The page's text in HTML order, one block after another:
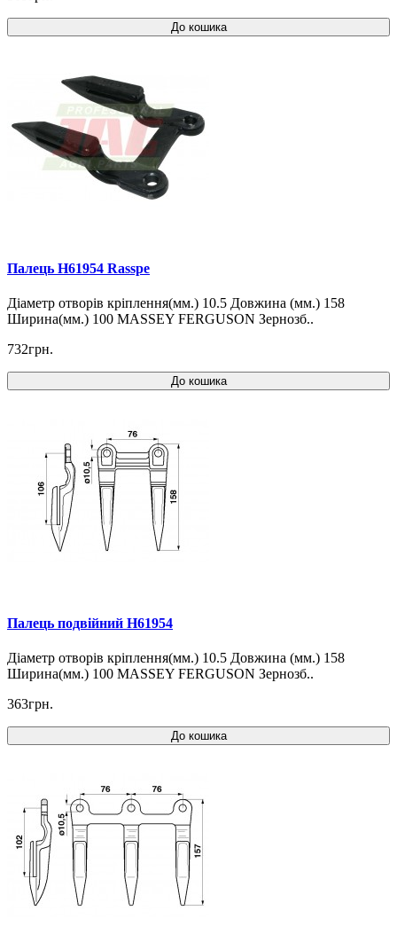
До кошика
Палець H61954 Rasspe
Діаметр отворів кріплення(мм.) 10.5 Довжина (мм.) 158
Ширина(мм.) 100 MASSEY FERGUSON Зернозб..
732грн.
До кошика
Палець подвійний H61954
Діаметр отворів кріплення(мм.) 10.5 Довжина (мм.) 158
Ширина(мм.) 100 MASSEY FERGUSON Зернозб..
363грн.
До кошика